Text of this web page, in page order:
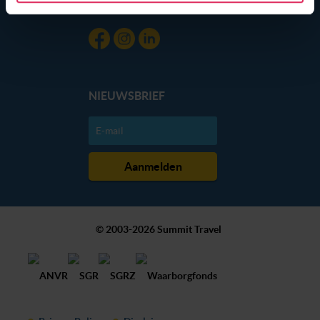
je kunt jouw voorkeuren altijd aanpassen. Klik daarvoor
Blog
NIEUWSBRIEF
© 2003-2026 Summit Travel